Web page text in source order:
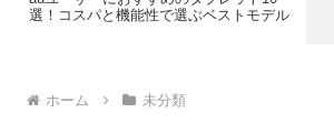
選！コスパと機能性で選ぶベストモデル
ホーム 未分類